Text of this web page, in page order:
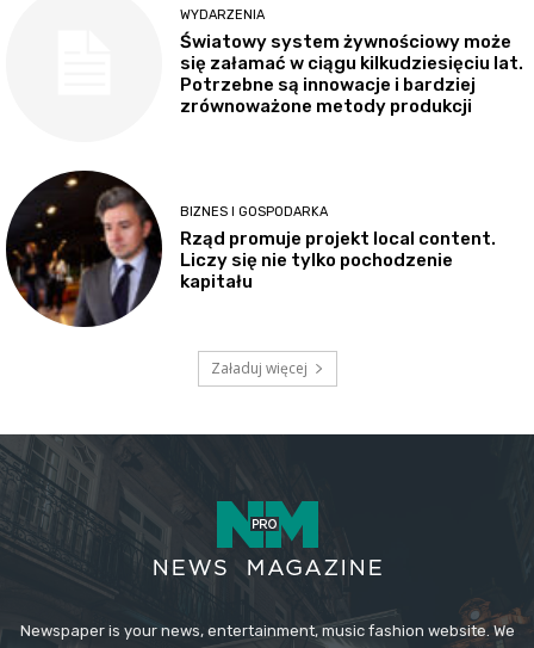
WYDARZENIA
Światowy system żywnościowy może
się załamać w ciągu kilkudziesięciu lat.
Potrzebne są innowacje i bardziej
zrównoważone metody produkcji
BIZNES I GOSPODARKA
Rząd promuje projekt local content.
Liczy się nie tylko pochodzenie
kapitału
Załaduj więcej
Newspaper is your news, entertainment, music fashion website. We